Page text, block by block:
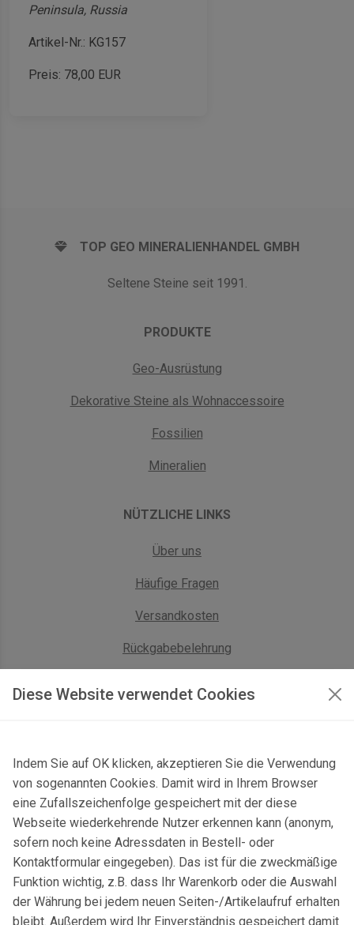
Diese Website verwendet Cookies
Indem Sie auf OK klicken, akzeptieren Sie die Verwendung
von sogenannten Cookies. Damit wird in Ihrem Browser
eine Zufallszeichenfolge gespeichert mit der diese
Webseite wiederkehrende Nutzer erkennen kann (anonym,
sofern noch keine Adressdaten in Bestell- oder
Kontaktformular eingegeben). Das ist für die zweckmäßige
Funktion wichtig, z.B. dass Ihr Warenkorb oder die Auswahl
der Währung bei jedem neuen Seiten-/Artikelaufruf erhalten
bleibt. Außerdem wird Ihr Einverständnis gespeichert damit
Peninsula, Russia
Artikel-Nr.: KG157
Preis: 78,00 EUR
TOP GEO MINERALIENHANDEL GMBH
Seltene Steine seit 1991.
PRODUKTE
Geo-Ausrüstung
Dekorative Steine als Wohnaccessoire
Fossilien
Mineralien
NÜTZLICHE LINKS
Über uns
Häufige Fragen
Versandkosten
Rückgabebelehrung
Kontaktformular & Anfahrt
Gersbach 10, 74589 Satteldorf, Deutschland
mail@topgeo.com
+49 7950 1345